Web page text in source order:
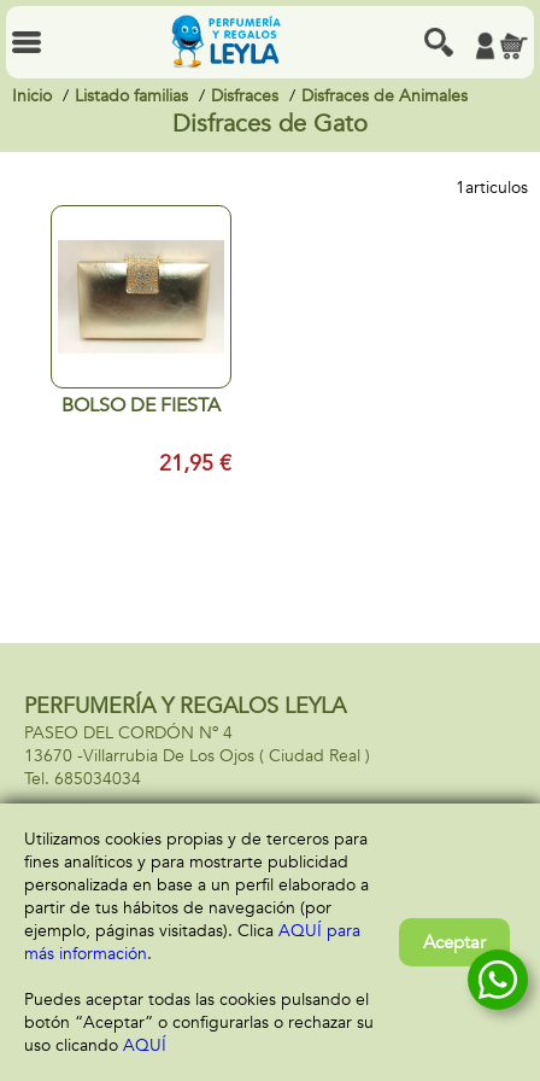
Inicio Listado familias Disfraces Disfraces de Animales
Disfraces de Gato
1articulos
BOLSO DE FIESTA
21,95 €
Filtrar
PERFUMERÍA Y REGALOS LEYLA
PASEO DEL CORDÓN Nº 4
13670 -Villarrubia De Los Ojos ( Ciudad Real )
685034034
Información
Aviso legal
Política de privacidad
Política de cookies
Atención al cliente
Envío y devolución
Utilizamos cookies propias y de terceros para
fines analíticos y para mostrarte publicidad
personalizada en base a un perfil elaborado a
partir de tus hábitos de navegación (por
ejemplo, páginas visitadas). Clica AQUÍ para
más información.
Puedes aceptar todas las cookies pulsando el
botón “Aceptar” o configurarlas o rechazar su
uso clicando AQUÍ
Aceptar